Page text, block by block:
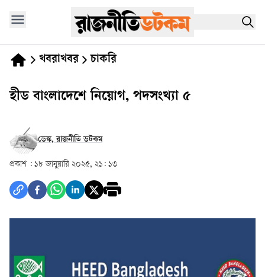
খবরাখবর চাকরি
হীড বাংলাদেশে নিয়োগ, পদসংখ্যা ৫
ডেস্ক, রাজনীতি ডটকম
প্রকাশ : ১৮ জানুয়ারি ২০২৫, ২১: ১৩